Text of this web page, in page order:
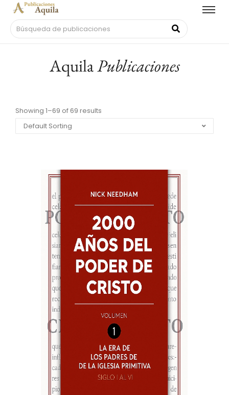
AquilaPublicaciones
Showing 1–69 of 69 results